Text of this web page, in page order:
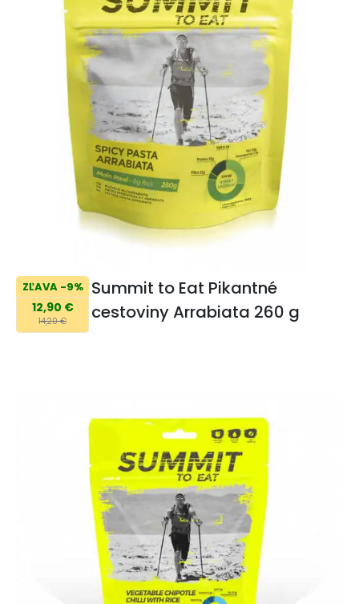
ZĽAVA -9%
12,90 €
14,20 €
Summit to Eat Pikantné
cestoviny Arrabiata 260 g